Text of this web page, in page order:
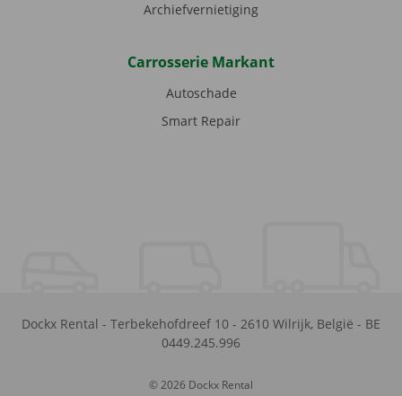
Archiefvernietiging
Carrosserie Markant
Autoschade
Smart Repair
Dockx Rental - Terbekehofdreef 10 - 2610 Wilrijk, België - BE
0449.245.996
© 2026 Dockx Rental